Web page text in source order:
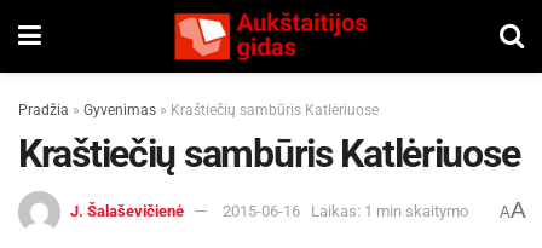
Pradžia » Gyvenimas » Kraštiečių sambūris Katlėriuose
Kraštiečių sambūris Katlėriuose
J. Šalaševičienė 2015-06-16 Laikas: 1 min skaitymo AA